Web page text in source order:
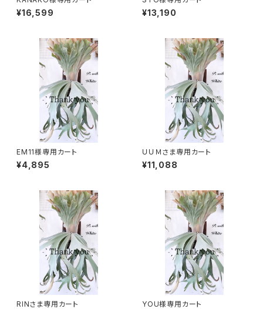
¥16,599 ¥13,190
EM11様専用カート
¥4,895
ＵＵＭさま専用カート
¥11,088
RINさま専用カート YOU様専用カート